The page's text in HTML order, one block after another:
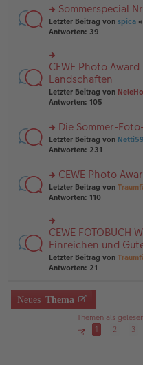
gB
ei
tr
g
n
g
el
e
n
er
B
ei
tr
g
rs
te
u
n
g
el
es
e
er
B
ei
tr
g
Sommerspecial
Letzter Beitrag von spica «
Antworten: 39
rs
te
r
u
n
el
es
e
B
ei
tr
g
CEWE Photo
Landschaften
Letzter Beitrag von
Antworten: 105
rs
te
n
g
el
e
n
er
B
ei
tr
g
Die Sommer-
Letzter Beitrag von Netti59
Antworten: 231
rs
te
u
n
g
el
es
e
er
B
ei
CEWE Photo
Letzter Beitrag von
Antworten: 110
rs
te
r
u
n
el
es
CEWE
Einreichen und
Letzter Beitrag von
Antworten: 21
Neues Thema
Themen als
1 2 3